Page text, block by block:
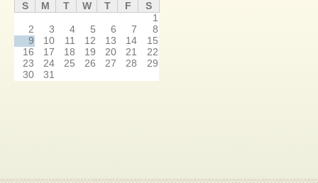
S M T W T F
S
1
2
3 4 5 6 7
8
9
10 11 12 13 14
15
16
17 18 19 20 21
22
23
24 25 26 27 28
29
30
31